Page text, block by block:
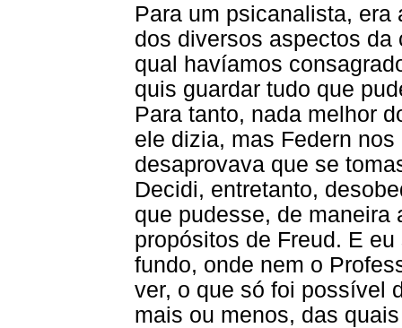
Para um psicanalista, era
dos diversos aspectos
qual havíamos
quis guardar tudo que
Para tanto, nada melhor
ele dizia, mas Federn
desaprovava que se
Decidi, entretanto,
que pudesse, de maneira
propósitos de Freud. E
fundo, onde nem o
ver, o que só foi possível
mais ou menos, das